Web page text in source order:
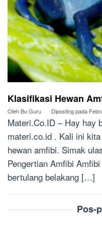
Klasifikasi Hewan
Oleh Bu Guru Diposting pada
Materi.Co.ID – Hay hay
materi.co.id . Kali ini
hewan amfibi. Simak
Pengertian Amfibi
bertulang belakang […]
Pos-